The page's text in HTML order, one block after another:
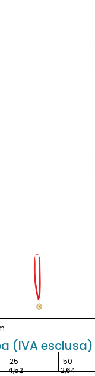
(IVA esclusa)
25 50
4,52 2,64